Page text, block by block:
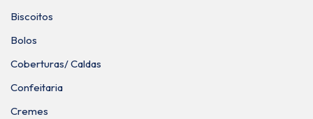
Biscoitos
Bolos
Coberturas/ Caldas
Confeitaria
Cremes